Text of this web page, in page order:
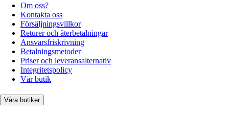
Om oss?
Kontakta oss
Försäljningsvillkor
Returer och återbetalningar
Ansvarsfriskrivning
Betalningsmetoder
Priser och leveransalternativ
Integritetspolicy
Vår butik
Våra butiker